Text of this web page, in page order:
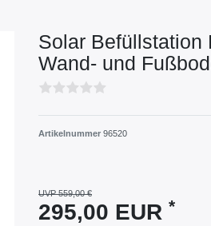
Solar Befüllstation
Wand- und
Artikelnummer 96520
UVP 559,00 €
295,00 EUR *